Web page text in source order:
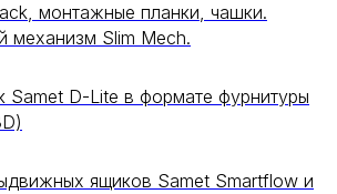
монтажные планки, чашки.
механизм Slim Mech.
Samet D-Lite в формате фурнитуры
ящиков Samet Smartflow и